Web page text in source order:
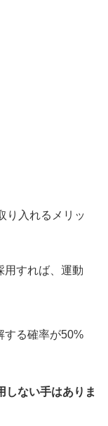
り入れるメリッ
用すれば、運動
する確率が50%
しない手はありま